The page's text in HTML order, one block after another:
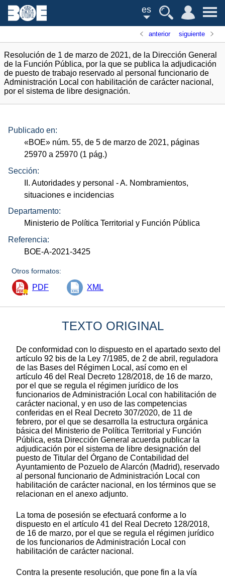
es
anterior siguiente
Resolución de 1 de marzo de 2021, de la Dirección General
de la Función Pública, por la que se publica la adjudicación
de puesto de trabajo reservado al personal funcionario de
Administración Local con habilitación de carácter nacional,
por el sistema de libre designación.
Publicado en:
«BOE» núm. 55, de 5 de marzo de 2021, páginas
25970 a 25970 (1 pág.)
Sección:
II. Autoridades y personal - A. Nombramientos,
situaciones e incidencias
Departamento:
Ministerio de Política Territorial y Función Pública
Referencia:
BOE-A-2021-3425
Otros formatos:
PDF XML
TEXTO ORIGINAL
De conformidad con lo dispuesto en el apartado sexto del
artículo 92 bis de la Ley 7/1985, de 2 de abril, reguladora
de las Bases del Régimen Local, así como en el
artículo 46 del Real Decreto 128/2018, de 16 de marzo,
por el que se regula el régimen jurídico de los
funcionarios de Administración Local con habilitación de
carácter nacional, y en uso de las competencias
conferidas en el Real Decreto 307/2020, de 11 de
febrero, por el que se desarrolla la estructura orgánica
básica del Ministerio de Política Territorial y Función
Pública, esta Dirección General acuerda publicar la
adjudicación por el sistema de libre designación del
puesto de Titular del Órgano de Contabilidad del
Ayuntamiento de Pozuelo de Alarcón (Madrid), reservado
al personal funcionario de Administración Local con
habilitación de carácter nacional, en los términos que se
relacionan en el anexo adjunto.
La toma de posesión se efectuará conforme a lo
dispuesto en el artículo 41 del Real Decreto 128/2018,
de 16 de marzo, por el que se regula el régimen jurídico
de los funcionarios de Administración Local con
habilitación de carácter nacional.
Contra la presente resolución, que pone fin a la vía